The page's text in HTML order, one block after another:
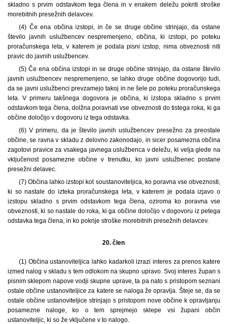
skladno s prvim odstavkom tega člena in v enakem deležu pokriti stroške
morebitnih presežnih delavcev.
(4) Če ena občina izstopi, in če se druge občine strinjajo, da ostane
število javnih uslužbencev nespremenjeno, občina, ki izstopi, po poteku
proračunskega leta, v katerem je podala pisni izstop, nima obveznosti niti
pravic do javnih uslužbencev.
(5) Če ena občina izstopi in se druge občine strinjajo, da ostane število
javnih uslužbencev nespremenjeno, se lahko druge občine dogovorijo tudi,
da se javni uslužbenci prevzamejo takoj in ne šele po poteku proračunskega
leta. V primeru takšnega dogovora je občina, ki izstopa skladno s prvim
odstavkom tega člena, dolžna poravnati vse obveznosti do tistega roka, ki ga
občine določijo v dogovoru iz tega odstavka.
(6) V primeru, da je število javnih uslužbencev presežno za preostale
občine, se ravna v skladu z delovno zakonodajo, in sicer posamezna občina
zagotovi pravice za vsakega javnega uslužbenca v deležu, ki velja glede na
vključenost posamezne občine v trenutku, ko javni uslužbenec postane
presežni delavec.
(7) Občina lahko izstopi kot soustanoviteljica, ko poravna vse obveznosti,
ki so nastale do izteka proračunskega leta, v katerem je podala izjavo o
izstopu skladno s prvim odstavkom tega člena, oziroma ko poravna vse
obveznosti, ki so nastale do roka, ki ga občine določijo v dogovoru iz petega
odstavka tega člena, in ko pokrije stroške morebitnih presežnih delavcev.
20. člen
(1) Občina ustanoviteljica lahko kadarkoli izrazi interes za prenos katere
izmed nalog v skladu s tem odlokom na skupno upravo. Svoj interes župan s
pisnim sklepom napove vodji skupne uprave, ta pa nato s pristopom seznani
ostale občine ustanoviteljice za katere se naloga že opravlja. Šteje se, da se
ostale občine ustanoviteljice strinjajo s pristopom nove občine k opravljanju
posamezne naloge, ko o tem sprejmejo sklepe vsi župani občin
ustanoviteljic, ki so že vključene v to nalogo.